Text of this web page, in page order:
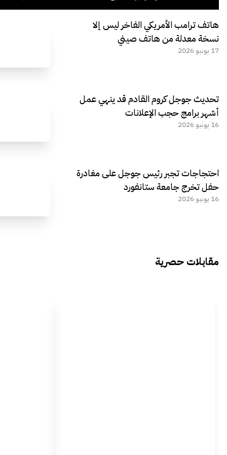
هاتف ترامب الأمريكي الفاخر ليس إلا
نسخة معدلة من هاتف صيني
17 يونيو 2026
تحديث جوجل كروم القادم قد ينهي عمل
أشهر برامج حجب الإعلانات
16 يونيو 2026
احتجاجات تجبر رئيس جوجل على مغادرة
حفل تخرج جامعة ستانفورد
16 يونيو 2026
مقابلات حصرية